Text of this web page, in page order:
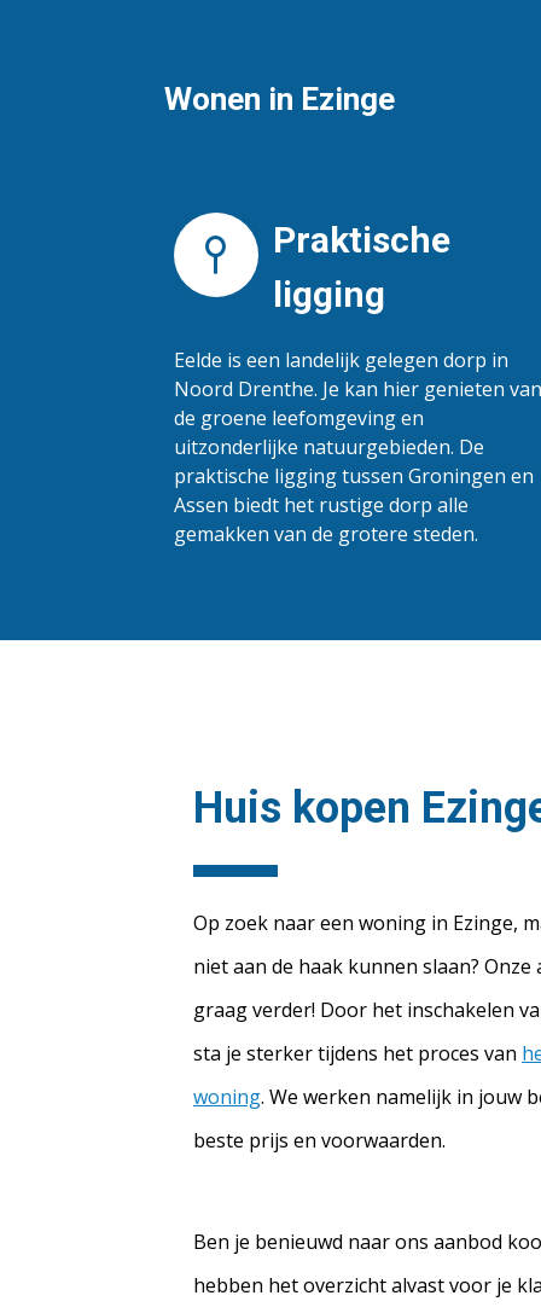
Wonen in Ezinge
Praktische
ligging
Eelde is een landelijk gelegen dorp in
Noord Drenthe. Je kan hier genieten van
de groene leefomgeving en
uitzonderlijke natuurgebieden. De
praktische ligging tussen Groningen en
Assen biedt het rustige dorp alle
gemakken van de grotere steden.
Huis kopen
Op zoek naar een woning in Ezinge,
niet aan de haak kunnen slaan?
graag verder! Door het inschakelen
sta je sterker tijdens het proces van
woning. We werken namelijk in jouw
beste prijs en voorwaarden.
Ben je benieuwd naar ons aanbod
hebben het overzicht alvast voor je